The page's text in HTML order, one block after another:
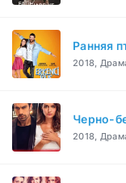
Ранняя
2018,
Черно-
2018,